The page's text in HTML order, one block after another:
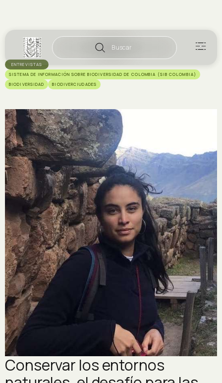
Buscar
ENTREVISTAS
SISTEMA DE INFORMACIÓN SOBRE BIODIVERSIDAD DE COLOMBIA (SIB COLOMBIA)
BIODIVERSIDAD
BIODIVERCIUDADES
Conservar los entornos